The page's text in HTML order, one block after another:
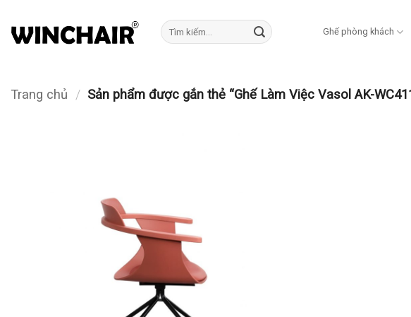
qua
Tìm
kiếm:
Ghế phòng khách
Trang chủ / Sản phẩm được gắn thẻ “Ghế Làm Việc Vasol AK-